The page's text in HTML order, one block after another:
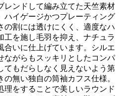
レンドして編み立てた天竺素材
ハイゲージかつプレーティング
の割には透けにくく、適度なハ
工を施し毛羽を抑え、ナチュラ
合いに仕上げています。シルエ
ながらもスッキリとしたコンパ
てもだらしなく見えないよう第
無い独自の筒袖カフス仕様。
理をすることで美しいラウンド